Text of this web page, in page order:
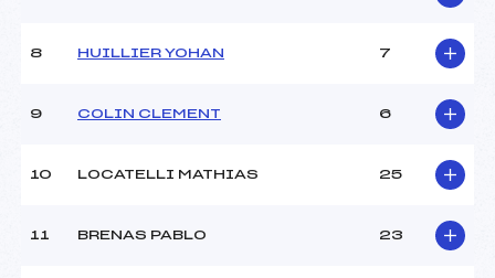
C-C-D-D- –
8 HUILLIER YOHAN 7
9 COLIN CLEMENT 6
10 LOCATELLI MATHIAS 25
11 BRENAS PABLO 23